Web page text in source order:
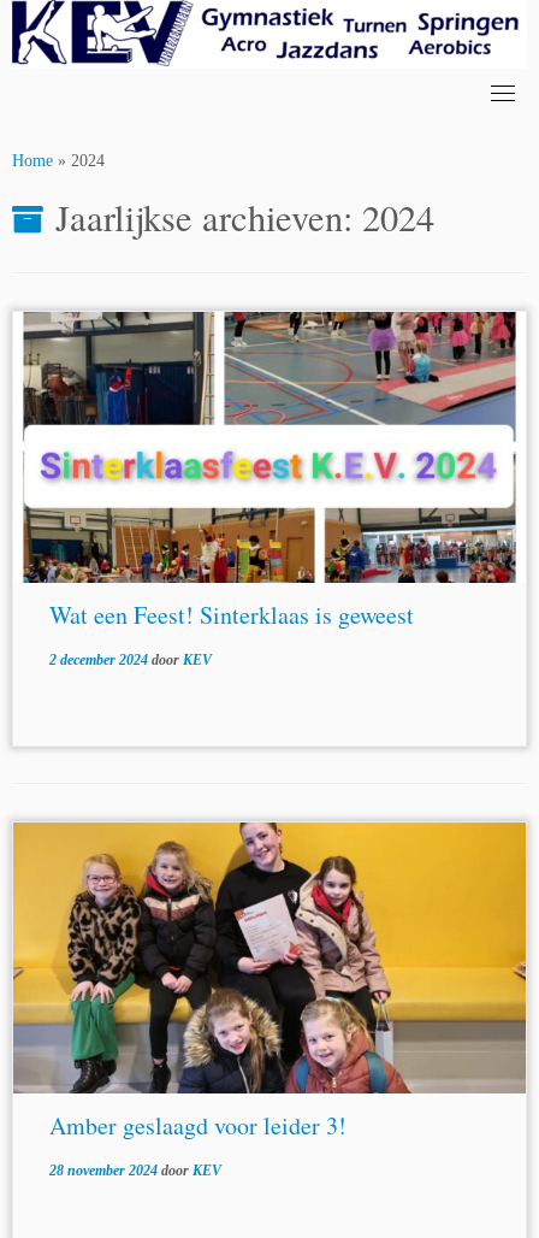
content
Home » 2024
Jaarlijkse archieven: 2024
Wat een Feest! Sinterklaas is geweest
2 december 2024 door KEV
Amber geslaagd voor leider 3!
28 november 2024 door KEV